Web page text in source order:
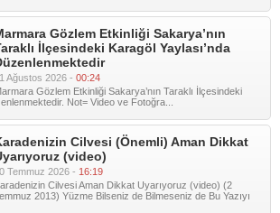
Gözlem Etkinliği Sakarya’nın
İlçesindeki Karagöl Yaylası’nda
Ağustos 2026 - 00:24
Gözlem Etkinliği Sakarya’nın Taraklı İlçesindeki
Not= Video ve Fotoğra...
Cilvesi (Önemli) Aman Dikkat
(video)
Temmuz 2026 - 16:19
Cilvesi Aman Dikkat Uyarıyoruz (video) (2
2013) Yüzme Bilseniz de Bilmeseniz de Bu Yazıyı